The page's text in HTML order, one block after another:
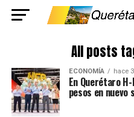
All posts
ECONOMÍA hace
En Querétaro
pesos en nuevo